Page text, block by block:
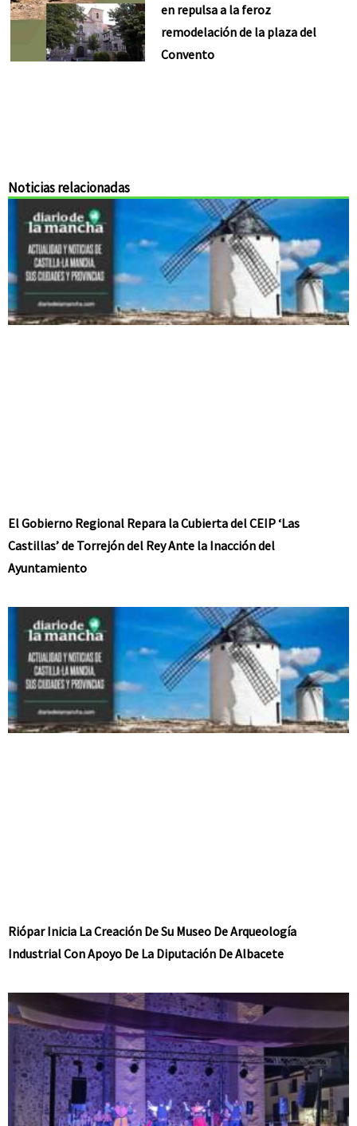
en repulsa a la feroz
remodelación de la plaza del
Convento
Noticias relacionadas
El Gobierno Regional Repara la Cubierta del CEIP ‘Las
Castillas’ de Torrejón del Rey Ante la Inacción del
Ayuntamiento
Riópar Inicia La Creación De Su Museo De Arqueología
Industrial Con Apoyo De La Diputación De Albacete